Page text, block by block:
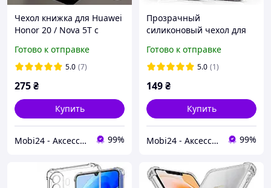
Чехол книжка для Huawei
Honor 20 / Nova 5T с
цвета)
Готово к отправке
5.0 (7)
275₴
Купить
Mobi24 - Аксессуары для смартфонов 99%
Прозрачный
силиконовый чехол для
Готово к отправке
5.0 (1)
149₴
Купить
Mobi24 - Аксессуары для смартфонов 99%